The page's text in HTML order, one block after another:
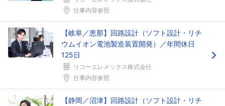
仕事内容参照
【岐阜／恵那】回路設計（ソフト設計・リチ
ウムイオン電池製造装置開発）／年間休日
125日
リコーエレメックス株式会社
仕事内容参照
【静岡／沼津】回路設計（ソフト設計・リチ